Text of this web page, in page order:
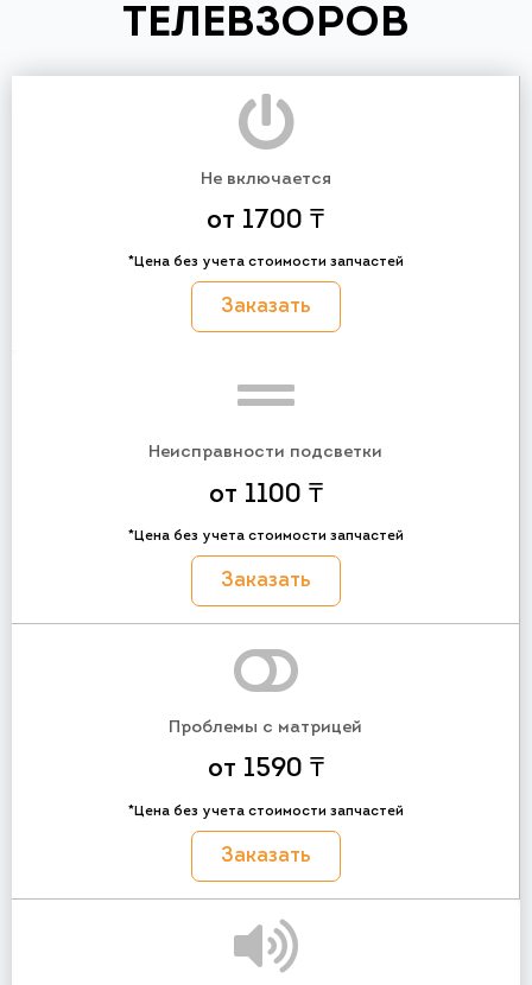
ТЕЛЕВЗОРОВ
Не включается
от 1700 ₸
*Цена без учета стоимости запчастей
Заказать
Неисправности подсветки
от 1100 ₸
*Цена без учета стоимости запчастей
Заказать
Проблемы с матрицей
от 1590 ₸
*Цена без учета стоимости запчастей
Заказать